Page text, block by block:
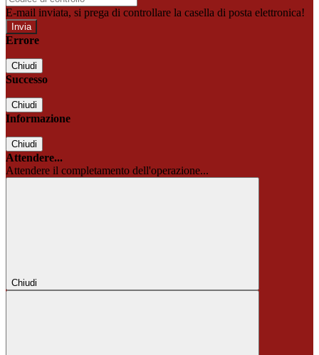
E-mail inviata, si prega di controllare la casella di posta elettronica!
Errore
Chiudi
Successo
Chiudi
Informazione
Chiudi
Attendere...
Attendere il completamento dell'operazione...
Chiudi